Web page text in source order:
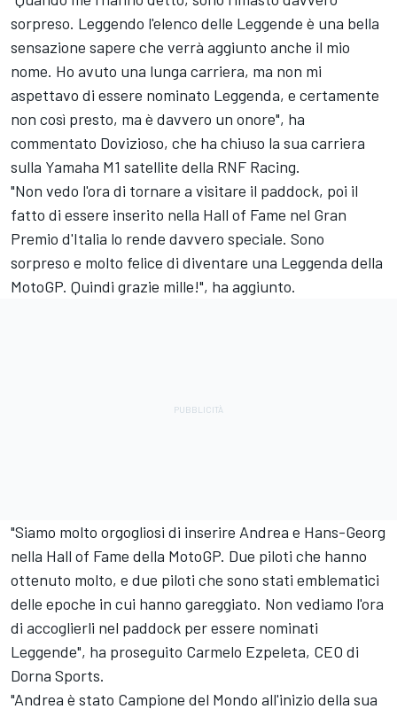
sorpreso. Leggendo l'elenco delle Leggende è una bella
sensazione sapere che verrà aggiunto anche il mio
nome. Ho avuto una lunga carriera, ma non mi
aspettavo di essere nominato Leggenda, e certamente
non così presto, ma è davvero un onore", ha
commentato Dovizioso, che ha chiuso la sua carriera
sulla Yamaha M1 satellite della RNF Racing.
"Non vedo l'ora di tornare a visitare il paddock, poi il
fatto di essere inserito nella Hall of Fame nel Gran
Premio d'Italia lo rende davvero speciale. Sono
sorpreso e molto felice di diventare una Leggenda della
MotoGP. Quindi grazie mille!", ha aggiunto.
"Siamo molto orgogliosi di inserire Andrea e Hans-Georg
nella Hall of Fame della MotoGP. Due piloti che hanno
ottenuto molto, e due piloti che sono stati emblematici
delle epoche in cui hanno gareggiato. Non vediamo l'ora
di accoglierli nel paddock per essere nominati
Leggende", ha proseguito Carmelo Ezpeleta, CEO di
Dorna Sports.
"Andrea è stato Campione del Mondo all'inizio della sua